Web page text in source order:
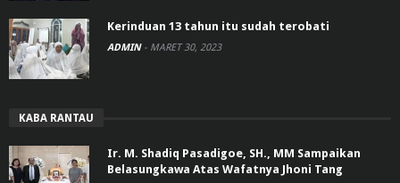
Kerinduan 13 tahun itu sudah terobati
ADMIN - MARET 30, 2023
KABA RANTAU
Ir. M. Shadiq Pasadigoe, SH., MM Sampaikan
Belasungkawa Atas Wafatnya Jhoni Tang